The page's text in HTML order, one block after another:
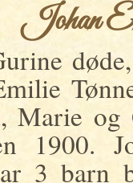
Johan
Marie
1900.
3 barn